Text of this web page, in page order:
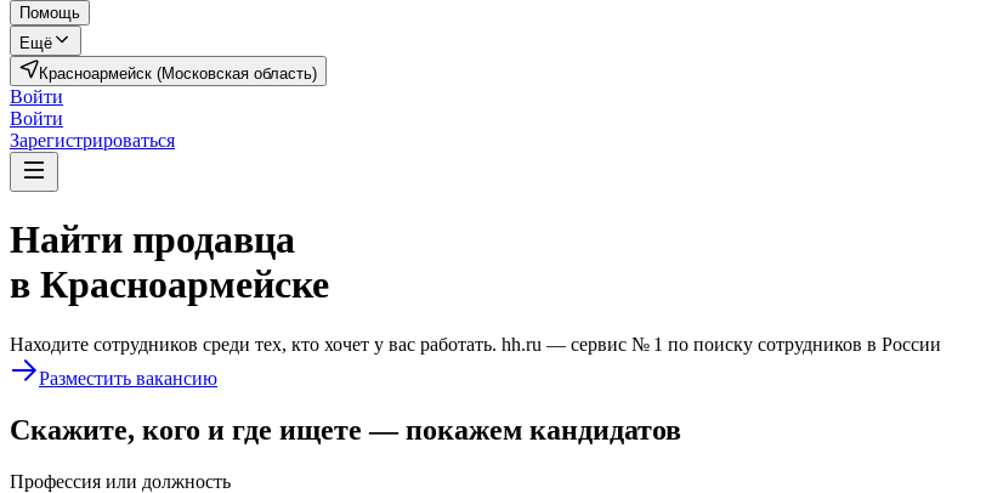
Помощь
Ещё
Красноармейск (Московская область)
Войти
Войти
Зарегистрироваться
Найти продавца
в Красноармейске
Находите сотрудников среди тех, кто хочет у вас работать. hh.ru — сервис № 1 по поиску сотрудников в России
Разместить вакансию
Скажите, кого и где ищете — покажем кандидатов
Профессия или должность